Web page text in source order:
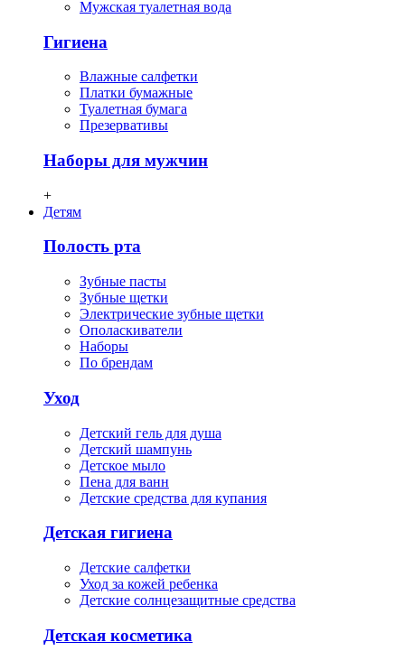
Мужская туалетная вода
Гигиена
Влажные салфетки
Платки бумажные
Туалетная бумага
Презервативы
Наборы для мужчин
+
Детям
Полость рта
Зубные пасты
Зубные щетки
Электрические зубные щетки
Ополаскиватели
Наборы
По брендам
Уход
Детский гель для душа
Детский шампунь
Детское мыло
Пена для ванн
Детские средства для купания
Детская гигиена
Детские салфетки
Уход за кожей ребенка
Детские солнцезащитные средства
Детская косметика